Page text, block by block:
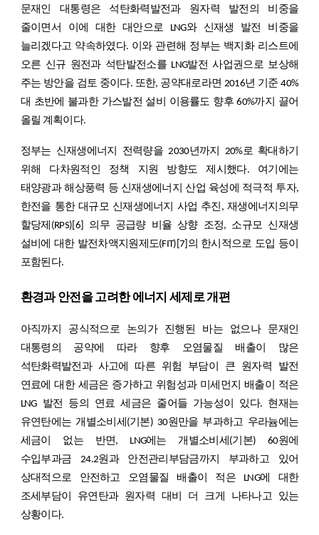
문재인 대통령은 석탄화력발전과 원자력 발전의 비중을
줄이면서 이에 대한 대안으로 LNG와 신재생 발전 비중을
늘리겠다고 약속하였다. 이와 관련해 정부는 백지화 리스트에
오른 신규 원전과 석탄발전소를 LNG발전 사업권으로 보상해
주는 방안을 검토 중이다. 또한, 공약대로라면 2016년 기준 40%
대 초반에 불과한 가스발전 설비 이용률도 향후 60%까지 끌어
올릴 계획이다.
정부는 신재생에너지 전력량을 2030년까지 20%로 확대하기
위해 다차원적인 정책 지원 방향도 제시했다. 여기에는
태양광과 해상풍력 등 신재생에너지 산업 육성에 적극적 투자,
한전을 통한 대규모 신재생에너지 사업 추진, 재생에너지의무
할당제(RPS) [6]
의무 공급량 비율 상향 조정, 소규모 신재생
설비에 대한 발전차액지원제도(FIT) [7] 의 한시적으로 도입 등이
포함된다.
환경과 안전을 고려한 에너지 세제로 개편
아직까지 공식적으로 논의가 진행된 바는 없으나 문재인
대통령의 공약에 따라 향후 오염물질 배출이 많은
석탄화력발전과 사고에 따른 위험 부담이 큰 원자력 발전
연료에 대한 세금은 증가하고 위험성과 미세먼지 배출이 적은
LNG 발전 등의 연료 세금은 줄어들 가능성이 있다. 현재는
유연탄에는 개별소비세(기본) 30원만을 부과하고 우라늄에는
세금이 없는 반면, LNG에는 개별소비세(기본) 60원에
수입부과금 24.2원과 안전관리부담금까지 부과하고 있어
상대적으로 안전하고 오염물질 배출이 적은 LNG에 대한
조세부담이 유연탄과 원자력 대비 더 크게 나타나고 있는
상황이다.